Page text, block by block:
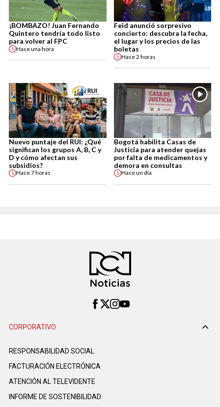
¡BOMBAZO! Juan Fernando
Quintero tendría todo listo
para volver al FPC
Haceuna hora
Feid anunció sorpresivo
concierto: descubra la fecha,
el lugar y los precios de las
boletas
Hace2 horas
Nuevo puntaje del RUI: ¿Qué
significan los grupos A, B, C y
D y cómo afectan sus
subsidios?
Hace7 horas
Bogotá habilita Casas de
Justicia para atender quejas
por falta de medicamentos y
demora en consultas
Haceun día
CORPORATIVO
RESPONSABILIDAD SOCIAL
FACTURACIÓN ELECTRÓNICA
ATENCIÓN AL TELEVIDENTE
INFORME DE SOSTENIBILIDAD